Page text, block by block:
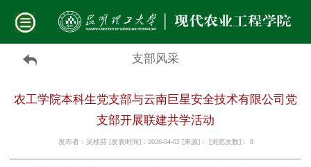
支部风采
农工学院本科生党支部与云南巨星安全技术有限公司党
支部开展联建共学活动
发布者：吴桢芬 [发表时间]：2026-04-02 [来源]： [浏览次数]： 8